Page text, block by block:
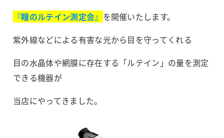
『瞳のルテイン測定会』 を開催いたします。
紫外線などによる有害な光から目を守ってくれる
目の水晶体や網膜に存在する「ルテイン」の量を測定
できる機器が
当店にやってきました。